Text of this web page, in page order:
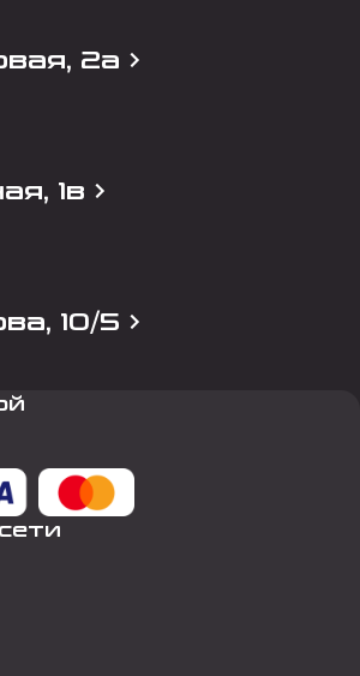
2а
1в
10/5